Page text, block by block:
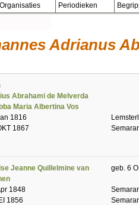
Organisaties Periodieken
Adrianus
Abrahami de Melverda
Maria Albertina Vos
1816
1867
Jeanne Quillelmine van
geb. 6
1848
1856